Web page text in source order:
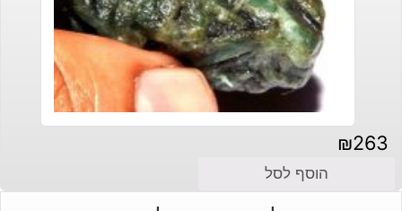
₪263
הוסף לסל